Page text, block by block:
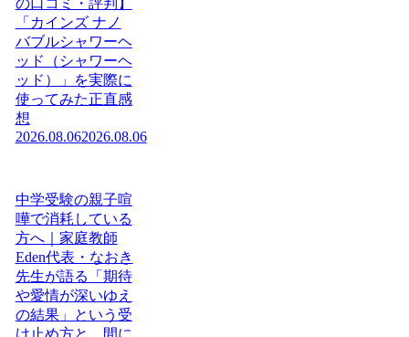
の口コミ・評判】
「カインズ ナノ
バブルシャワーヘ
ッド（シャワーヘ
ッド）」を実際に
使ってみた正直感
想
2026.08.062026.08.06
中学受験の親子喧
嘩で消耗している
方へ｜家庭教師
Eden代表・なおき
先生が語る「期待
や愛情が深いゆえ
の結果」という受
け止め方と、間に